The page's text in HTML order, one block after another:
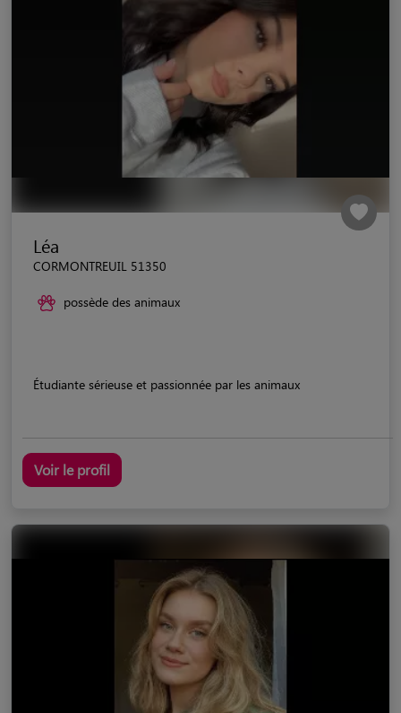
Léa
CORMONTREUIL 51350
possède des animaux
Étudiante sérieuse et passionnée par les animaux
Voir le profil